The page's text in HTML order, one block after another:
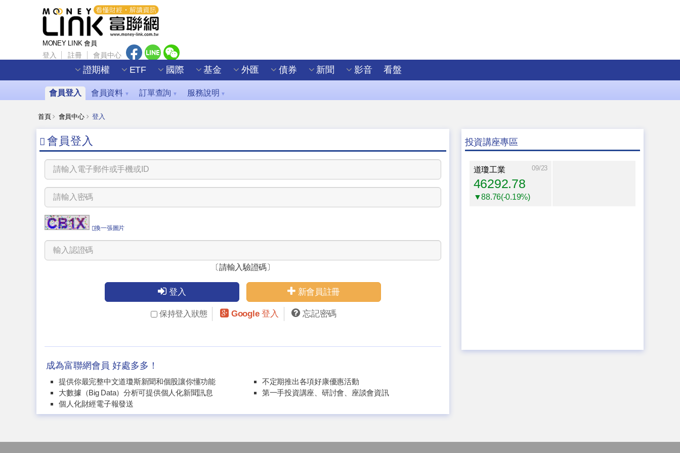
MONEY LINK 會員
登入 註冊 會員中心
證期權 ETF 國際 基金 外匯 債券 新聞 影音 看盤
會員登入 會員資料 ▼ 訂單查詢 ▼ 服務說明 ▼
首頁 會員中心 登入
會員登入
換一張圖片
〔請輸入驗證碼〕
登入 新會員註冊
保持登入狀態 Google 登入 忘記密碼
成為富聯網會員 好處多多！
提供你最完整中文道瓊斯新聞和個股讓你懂功能
大數據（Big Data）分析可提供個人化新聞訊息
個人化財經電子報發送
不定期推出各項好康優惠活動
第一手投資講座、研討會、座談會資訊
投資講座專區
道瓊工業 09/23
46292.78
▼88.76(-0.19%)